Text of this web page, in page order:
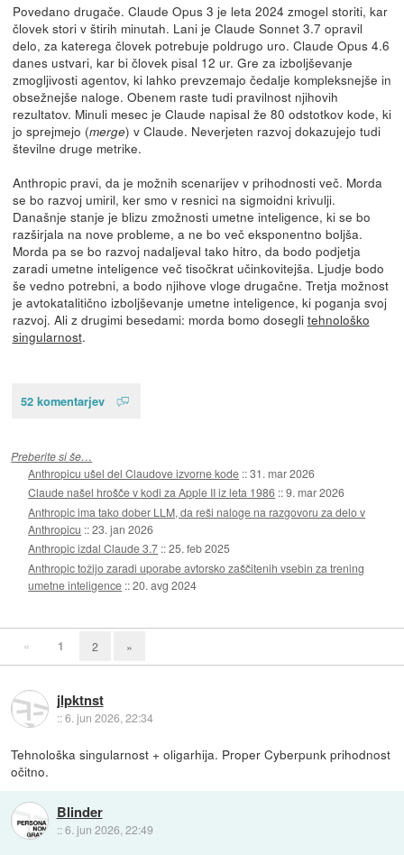
Povedano drugače. Claude Opus 3 je leta 2024 zmogel storiti, kar
človek stori v štirih minutah. Lani je Claude Sonnet 3.7 opravil
delo, za katerega človek potrebuje poldrugo uro. Claude Opus 4.6
danes ustvari, kar bi človek pisal 12 ur. Gre za izboljševanje
zmogljivosti agentov, ki lahko prevzemajo čedalje kompleksnejše in
obsežnejše naloge. Obenem raste tudi pravilnost njihovih
rezultatov. Minuli mesec je Claude napisal že 80 odstotkov kode, ki
jo sprejmejo (merge) v Claude. Neverjeten razvoj dokazujejo tudi
številne druge metrike.
Anthropic pravi, da je možnih scenarijev v prihodnosti več. Morda
se bo razvoj umiril, ker smo v resnici na sigmoidni krivulji.
Današnje stanje je blizu zmožnosti umetne inteligence, ki se bo
razširjala na nove probleme, a ne bo več eksponentno boljša.
Morda pa se bo razvoj nadaljeval tako hitro, da bodo podjetja
zaradi umetne inteligence več tisočkrat učinkovitejša. Ljudje bodo
še vedno potrebni, a bodo njihove vloge drugačne. Tretja možnost
je avtokatalitično izboljševanje umetne inteligence, ki poganja svoj
razvoj. Ali z drugimi besedami: morda bomo dosegli tehnološko
singularnost.
52 komentarjev
Preberite si še…
Anthropicu ušel del Claudove izvorne kode ::31. mar 2026
Claude našel hrošče v kodi za Apple II iz leta 1986 ::9. mar 2026
Anthropic ima tako dober LLM, da reši naloge na razgovoru za delo v
Anthropicu ::23. jan 2026
Anthropic izdal Claude 3.7 ::25. feb 2025
Anthropic tožijo zaradi uporabe avtorsko zaščitenih vsebin za trening
umetne inteligence ::20. avg 2024
« 1 2 »
jlpktnst
::6. jun 2026, 22:34
Tehnološka singularnost + oligarhija. Proper Cyberpunk prihodnost
očitno.
Blinder
::6. jun 2026, 22:49